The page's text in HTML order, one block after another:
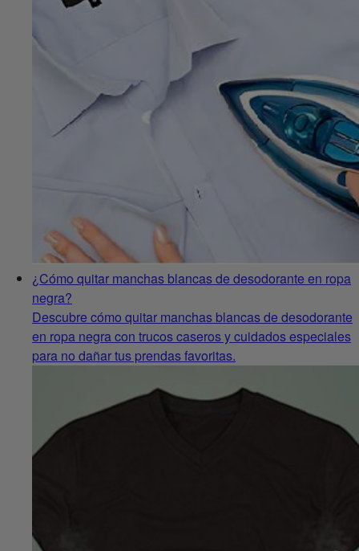
¿Cómo quitar manchas blancas de desodorante en ropa
negra?
Descubre cómo quitar manchas blancas de desodorante
en ropa negra con trucos caseros y cuidados especiales
para no dañar tus prendas favoritas.